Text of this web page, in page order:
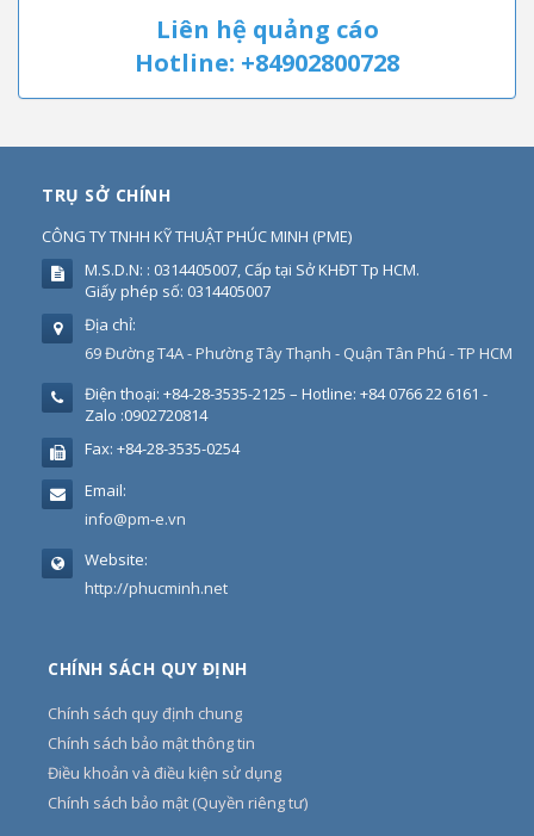
Liên hệ quảng cáo
Hotline: +84902800728
TRỤ SỞ CHÍNH
CÔNG TY TNHH KỸ THUẬT PHÚC MINH (PME)
M.S.D.N: : 0314405007, Cấp tại Sở KHĐT Tp HCM.
Giấy phép số: 0314405007
Địa chỉ:
69 Đường T4A - Phường Tây Thạnh - Quận Tân Phú - TP HCM
Điện thoại: +84-28-3535-2125 – Hotline: +84 0766 22 6161 -
Zalo :0902720814
Fax: +84-28-3535-0254
Email:
info@pm-e.vn
Website:
http://phucminh.net
CHÍNH SÁCH QUY ĐỊNH
Chính sách quy định chung
Chính sách bảo mật thông tin
Điều khoản và điều kiện sử dụng
Chính sách bảo mật (Quyền riêng tư)